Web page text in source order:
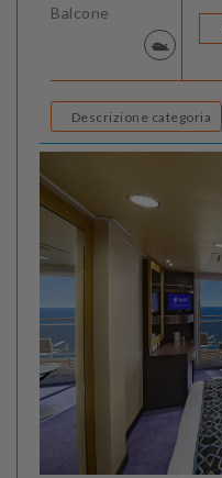
Balcone
Descrizione categoria